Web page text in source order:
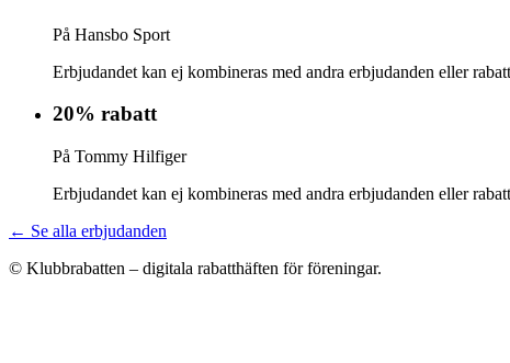
På Hansbo Sport
Erbjudandet kan ej kombineras med andra erbjudanden eller
20% rabatt
På Tommy Hilfiger
Erbjudandet kan ej kombineras med andra erbjudanden eller
← Se alla erbjudanden
© Klubbrabatten – digitala rabatthäften för föreningar.